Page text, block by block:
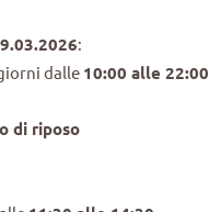
:
dalle 10:00 alle 22:00
di riposo